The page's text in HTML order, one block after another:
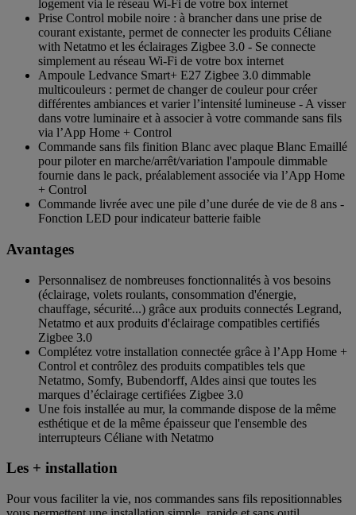
logement via le réseau Wi-Fi de votre box internet
Prise Control mobile noire : à brancher dans une prise de
courant existante, permet de connecter les produits Céliane
with Netatmo et les éclairages Zigbee 3.0 - Se connecte
simplement au réseau Wi-Fi de votre box internet
Ampoule Ledvance Smart+ E27 Zigbee 3.0 dimmable
multicouleurs : permet de changer de couleur pour créer
différentes ambiances et varier l’intensité lumineuse - A visser
dans votre luminaire et à associer à votre commande sans fils
via l’App Home + Control
Commande sans fils finition Blanc avec plaque Blanc Emaillé
pour piloter en marche/arrêt/variation l'ampoule dimmable
fournie dans le pack, préalablement associée via l’App Home
+ Control
Commande livrée avec une pile d’une durée de vie de 8 ans -
Fonction LED pour indicateur batterie faible
Avantages
Personnalisez de nombreuses fonctionnalités à vos besoins
(éclairage, volets roulants, consommation d'énergie,
chauffage, sécurité...) grâce aux produits connectés Legrand,
Netatmo et aux produits d'éclairage compatibles certifiés
Zigbee 3.0
Complétez votre installation connectée grâce à l’App Home +
Control et contrôlez des produits compatibles tels que
Netatmo, Somfy, Bubendorff, Aldes ainsi que toutes les
marques d’éclairage certifiées Zigbee 3.0
Une fois installée au mur, la commande dispose de la même
esthétique et de la même épaisseur que l'ensemble des
interrupteurs Céliane with Netatmo
Les + installation
Pour vous faciliter la vie, nos commandes sans fils repositionnables